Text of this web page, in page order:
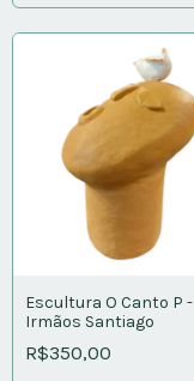
Escultura O Canto P -
Irmãos Santiago
R$350,00